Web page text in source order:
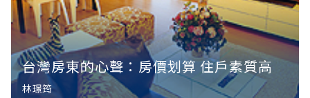
台灣房東的心聲：房價划算 住戶素質高
林璟筠